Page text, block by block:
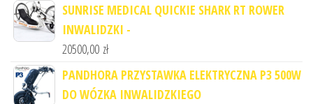
SUNRISE MEDICAL QUICKIE SHARK RT ROWER
INWALIDZKI -
20500,00 zł
PANDHORA PRZYSTAWKA ELEKTRYCZNA P3 500W
DO WÓZKA INWALIDZKIEGO